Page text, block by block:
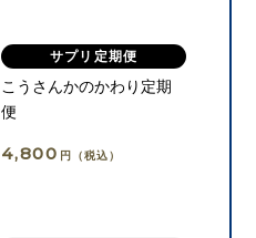
サプリ定期便
こうさんかのかわり定期
便
4,800 円（税込）